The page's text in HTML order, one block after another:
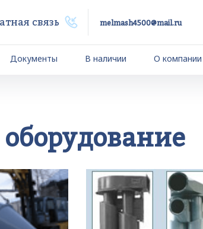
связь melmash4500@mail.ru
Документы В наличии О компании